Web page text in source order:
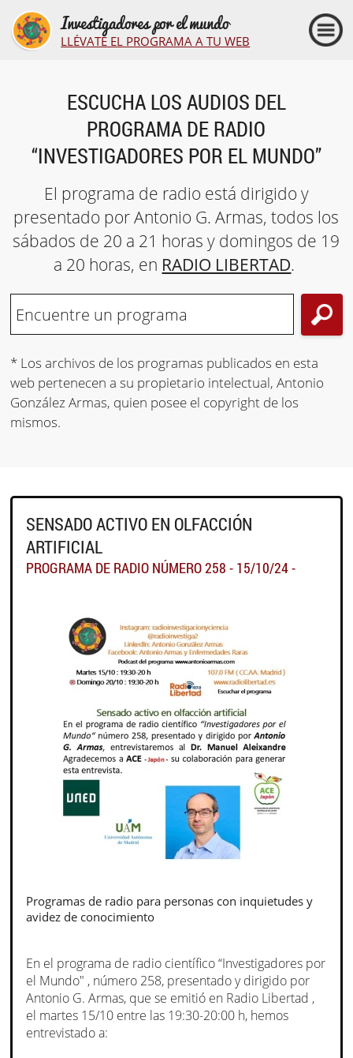
Investigadores por el mundo
LLÉVATE EL PROGRAMA A TU WEB
ESCUCHA LOS AUDIOS DEL
PROGRAMA DE RADIO
“INVESTIGADORES POR EL MUNDO”
El programa de radio está dirigido y
presentado por Antonio G. Armas, todos los
sábados de 20 a 21 horas y domingos de 19
a 20 horas, en RADIO LIBERTAD.
* Los archivos de los programas publicados en esta
web pertenecen a su propietario intelectual, Antonio
González Armas, quien posee el copyright de los
mismos.
SENSADO ACTIVO EN OLFACCIÓN
ARTIFICIAL
PROGRAMA DE RADIO NÚMERO 258 - 15/10/24 -
Programas de radio para personas con inquietudes y
avidez de conocimiento
En el programa de radio científico “Investigadores por
el Mundo" , número 258, presentado y dirigido por
Antonio G. Armas, que se emitió en Radio Libertad ,
el martes 15/10 entre las 19:30-20:00 h, hemos
entrevistado a: